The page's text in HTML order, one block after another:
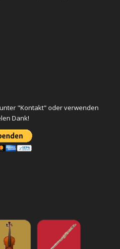
"Kontakt" oder verwenden
Dank!